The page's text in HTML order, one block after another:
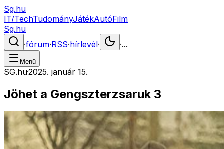
Sg.hu
IT/TechTudományJátékAutóFilm
Sg.hu
·fórum·RSS·hírlevél· ·...
Menü
SG.hu·2025. január 15.
Jöhet a Gengszterzsaruk 3